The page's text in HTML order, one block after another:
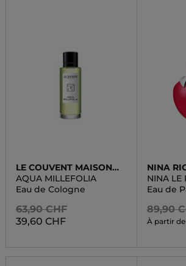
LE COUVENT MAISON
DE PARFUM
AQUA MILLEFOLIA
Eau de Cologne
63,90 CHF
39,60 CHF
NINA
NINA LE
Eau de
89,90
À partir de